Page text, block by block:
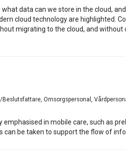
data can we store in the cloud,
cloud technology are highlighted.
migrating to the cloud, and
Omsorgspersonal,
in mobile care, such as
be taken to support the flow of